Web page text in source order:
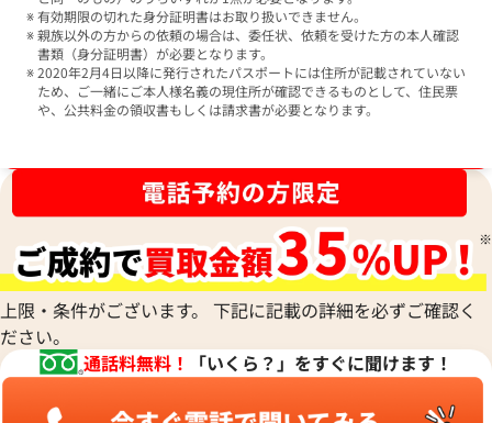
有効期限の切れた身分証明書はお取り扱いできません。
親族以外の方からの依頼の場合は、委任状、依頼を受けた方の本人確認
書類（身分証明書）が必要となります。
2020年2月4日以降に発行されたパスポートには住所が記載されていない
ため、ご一緒にご本人様名義の現住所が確認できるものとして、住民票
や、公共料金の領収書もしくは請求書が必要となります。
上限・条件がございます。 下記に記載の詳細を必ずご確認く
ださい。
通話料無料！
「いくら？」をすぐに聞けます！